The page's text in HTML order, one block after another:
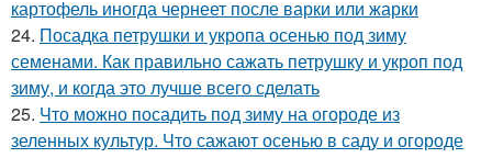
картофель иногда чернеет после варки или жарки
24. Посадка петрушки и укропа осенью под зиму
семенами. Как правильно сажать петрушку и укроп под
зиму, и когда это лучше всего сделать
25. Что можно посадить под зиму на огороде из
зеленных культур. Что сажают осенью в саду и огороде